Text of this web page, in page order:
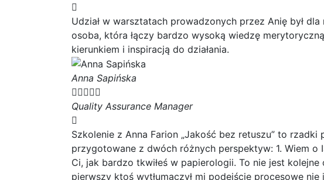
Udział w warsztatach prowadzonych przez Anię był
osoba, która łączy bardzo wysoką wiedzę
kierunkiem i inspiracją do działania.
Anna Sapińska

Quality Assurance Manager
Szkolenie z Anna Farion „Jakość bez retuszu” to
przygotowane z dwóch różnych perspektyw: 1. Wiem
Ci, jak bardzo tkwiłeś w papierologii. To nie jest
pierwszy ktoś wytłumaczył mi podejście procesowe